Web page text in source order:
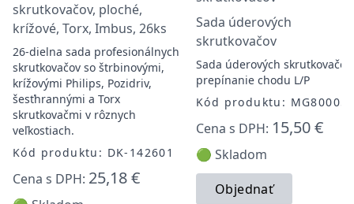
skrutkovačov, ploché,
krížové, Torx, Imbus, 26ks
26-dielna sada profesionálnych
skrutkovačov so štrbinovými,
krížovými Philips, Pozidriv,
šesťhrannými a Torx
skrutkovačmi v rôznych
veľkostiach.
Kód produktu: DK-142601
Cena s DPH: 25,18 €
Sada úderových
skrutkovačov
Sada úderových skrutkovačov,
prepínanie chodu L/P
Kód produktu: MG80005
Cena s DPH: 15,50 €
🟢 Skladom
Objednať